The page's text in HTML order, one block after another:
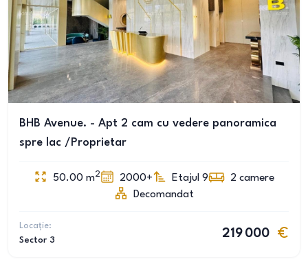
BHB Avenue. - Apt 2 cam cu vedere panoramica
spre lac /Proprietar
50.00 m2 2000+ Etajul 9 2 camere
Decomandat
Locație:
Sector 3
219 000